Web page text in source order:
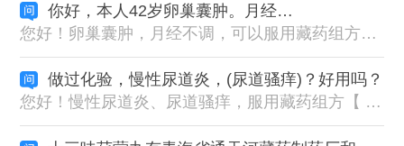
你好，本人42岁卵巢囊肿。月经不调，快要没月经吃了十三味菥蓂九，和二十五味鬼臼丸这两种药是冶我这种病吗
您好！卵巢囊肿，月经不调，可以服用藏药组方【二十五味鬼臼丸+十四味羚牛角丸+二十六味通经散】，伴有尿路感染，妇科炎症可以搭配【十三味菥蓂丸】，如需了解更多，可以添加我们的药师微信：XYZYW009，扎西德勒！
做过化验，慢性尿道炎，(尿道骚痒)？好用吗？
您好！慢性尿道炎、尿道骚痒，服用藏药组方【 十三味菥蓂丸 + 前列宁胶囊 】的效果还是很不错的。针对每个患者症状、体质吸收不同，配伍用药剂量也不尽相同，具体用药方案，您可以添加藏药师微信：XYZYW009，进一步了解。扎西德勒！